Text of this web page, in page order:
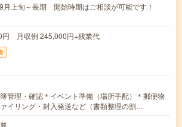
月上旬～長期 開始時期はご相談が可能です！
円 月収例 245,000円+残業代
管理・確認＊イベント準備（場所手配）＊郵便物
イリング・封入発送など（書類整理の割…